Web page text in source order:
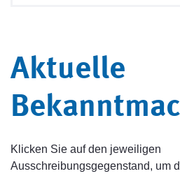
Aktuelle
Klicken Sie auf den jeweiligen
Ausschreibungsgegenstand, um